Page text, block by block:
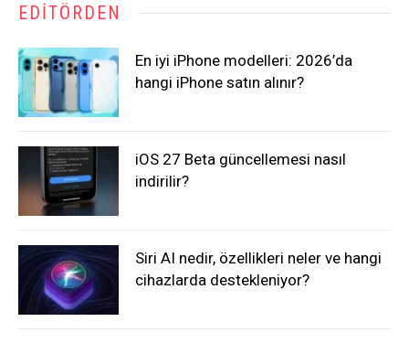
EDITÖRDEN
En iyi iPhone modelleri: 2026’da
hangi iPhone satın alınır?
iOS 27 Beta güncellemesi nasıl
indirilir?
Siri AI nedir, özellikleri neler ve hangi
cihazlarda destekleniyor?